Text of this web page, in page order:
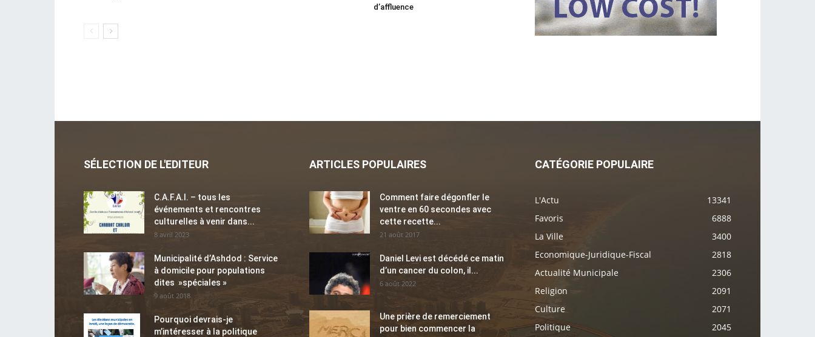
d’affluence
SÉLECTION DE L'EDITEUR
C.A.F.A.I. – tous les
événements et rencontres
culturelles à venir dans...
8 avril 2023
Municipalité d’Ashdod : Service
à domicile pour populations
dites »spéciales »
9 août 2018
Pourquoi devrais-je
m’intéresser à la politique
ARTICLES POPULAIRES
Comment faire dégonfler le
ventre en 60 secondes avec
cette recette...
21 août 2017
Daniel Levi est décédé ce matin
d’un cancer du colon, il...
6 août 2022
Une prière de remerciement
pour bien commencer la
CATÉGORIE POPULAIRE
L'Actu
13341
Favoris
6888
La Ville
3400
Economique-Juridique-Fiscal
2818
Actualité Municipale
2306
Religion
2091
Culture
2071
Politique
2045